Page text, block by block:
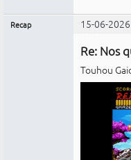
Recap 15-06-
Re: Nos
Touhou